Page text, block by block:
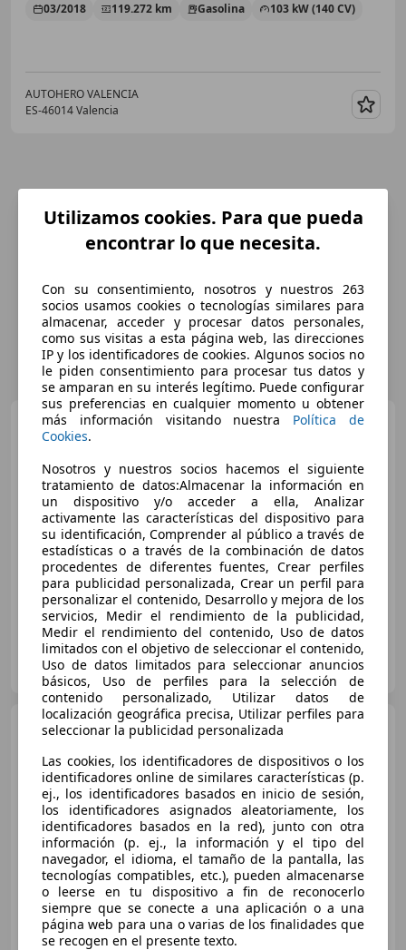
03/2018 119.272 km Gasolina 103 kW (140 CV)
AUTOHERO VALENCIA
ES-46014 Valencia
Opel Mokka1.2 Turbo GS
€ 13.635
Súperoferta
11/2021 17.460 km Gasolina 96 kW (131 CV)
AUTOHERO MÁLAGA
ES-29001 MÁLAGA
Opel Mokka
1.2 Turbo GS
€ 14.635
Súperoferta
04/2023 33.840 km Gasolina 96 kW (131 CV)
Utilizamos cookies. Para que pueda
encontrar lo que necesita.
Con su consentimiento, nosotros y nuestros 263
socios usamos cookies o tecnologías similares para
almacenar, acceder y procesar datos personales,
como sus visitas a esta página web, las direcciones
IP y los identificadores de cookies. Algunos socios no
le piden consentimiento para procesar tus datos y
se amparan en su interés legítimo. Puede configurar
sus preferencias en cualquier momento u obtener
más información visitando nuestra Política de
Cookies.
Nosotros y nuestros socios hacemos el siguiente
tratamiento de datos:Almacenar la información en
un dispositivo y/o acceder a ella, Analizar
activamente las características del dispositivo para
su identificación, Comprender al público a través de
estadísticas o a través de la combinación de datos
procedentes de diferentes fuentes, Crear perfiles
para publicidad personalizada, Crear un perfil para
personalizar el contenido, Desarrollo y mejora de los
servicios, Medir el rendimiento de la publicidad,
Medir el rendimiento del contenido, Uso de datos
limitados con el objetivo de seleccionar el contenido,
Uso de datos limitados para seleccionar anuncios
básicos, Uso de perfiles para la selección de
contenido personalizado, Utilizar datos de
localización geográfica precisa, Utilizar perfiles para
seleccionar la publicidad personalizada
Las cookies, los identificadores de dispositivos o los
identificadores online de similares características (p.
ej., los identificadores basados en inicio de sesión,
los identificadores asignados aleatoriamente, los
identificadores basados en la red), junto con otra
información (p. ej., la información y el tipo del
navegador, el idioma, el tamaño de la pantalla, las
tecnologías compatibles, etc.), pueden almacenarse
o leerse en tu dispositivo a fin de reconocerlo
siempre que se conecte a una aplicación o a una
página web para una o varias de los finalidades que
se recogen en el presente texto.